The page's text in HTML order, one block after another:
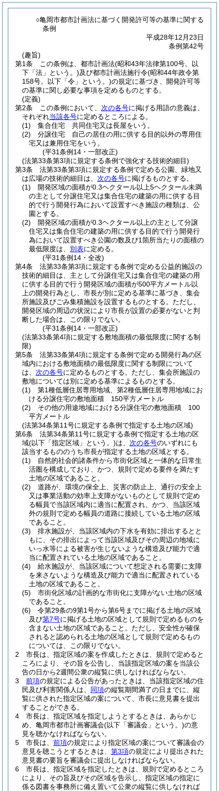
○亀岡市都市計画法に基づく開発許可等の基準に関する
条例
平成28年12月23日
条例第42号
(趣旨)
第1条
この条例は、都市計画法(昭和43年法律第100号。以
下「法」という。)及び都市計画法施行令(昭和44年政令第
158号。以下「令」という。)の規定に基づき、開発許可等
の基準に関し必要な事項を定めるものとする。
(定義)
第2条
この条例において、 次の各号に掲げる用語の意義は、
それぞれ当該各号に定めるところによる。
(1)
集合住宅 共同住宅又は長屋をいう。
(2)
分譲住宅 自己の居住の用に供する目的以外の専用住
宅又は兼用住宅をいう。
(平31条例14・一部改正)
(法第33条第3項に規定する条例で強化する技術的細目)
第3条
法第33条第3項に規定する条例で定める公園、緑地又
は広場の技術的細目は、 次の各号に掲げるものとする。
(1)
開発区域の面積が0.3ヘクタール以上5ヘクタール未満
の主として分譲住宅又は集合住宅の建築の用に供する目
的で行う開発行為において設置すべき施設の種類は、公
園とする。
(2)
開発区域の面積が0.3ヘクタール以上の主として分譲
住宅又は集合住宅の建築の用に供する目的で行う開発行
為において設置すべき公園の数及び1箇所当たりの面積の
最低限度は、 別表に定める。
(平31条例14・全改)
第4条
法第33条第3項に規定する条例で定める公益的施設の
技術的細目は、主として分譲住宅又は集合住宅の建築の用
に供する目的で行う開発区域の面積が500平方メートル以
上の開発行為とし、市長が別に定める基準に基づき、集会
所施設及びごみ集積施設を設置するものとする。 ただし、
開発区域の周辺の状況により市長が設置の必要がないと判
断した場合は、この限りでない。
(平31条例14・一部改正)
(法第33条第4項に規定する敷地面積の最低限度に関する制
限)
第5条
法第33条第4項に規定する条例で定める開発行為の区
域内における敷地面積の最低限度に関する制限について
は、 次の各号に定めるものとする。 ただし、集会所施設の
敷地については別に定める基準によるものとする。
(1)
第1種低層住居専用地域、第2種低層住居専用地域にお
ける分譲住宅の敷地面積 150平方メートル
(2)
その他の用途地域における分譲住宅の敷地面積 100
平方メートル
(法第34条第11号に規定する条例で指定する土地の区域)
第6条
法第34条第11号に規定する条例で指定する土地の区
域(以下「指定区域」という。)は、 次の各号のいずれにも
該当するもののうち市長が指定する土地の区域とする。
(1)
自然的社会的諸条件から市街化区域と一体的な日常生
活圏を構成しており、かつ、規則で定める要件を満たす
土地の区域であること。
(2)
道路が、環境の保全上、災害の防止上、通行の安全上
又は事業活動の効率上支障がないものとして規則で定め
る幅員で当該区域内に適当に配置され、かつ、当該区域
外の規則で定める幅員の道路に接続している土地の区域
であること。
(3)
排水施設が、当該区域内の下水を有効に排出するとと
もに、その排出によって当該区域及びその周辺の地域に
いっ水等による被害が生じないような構造及び能力で適
当に配置されている土地の区域であること。
(4)
給水施設が、当該区域について想定される需要に支障
を来さないような構造及び能力で適当に配置されている
土地の区域であること。
(5)
市街化区域の計画的な市街化に支障がない土地の区域
であること。
(6)
令第29条の9第1号から第6号までに掲げる土地の区域
及び第7号に掲げる土地の区域として規則で定めるものを
含まない土地の区域であること。 ただし、安全性が確保
されると認められる土地の区域として規則で定めるもの
については、この限りでない。
2
市長は、指定区域の案を作成したときは、規則で定めると
ころにより、その旨を公告し、当該指定区域の案を当該公
告の日から2週間公衆の縦覧に供しなければならない。
3
前項の規定による公告があったときは、当該指定区域の住
民及び利害関係人は、 同項の縦覧期間満了の日までに、縦
覧に供された指定区域の案について、市長に意見書を提出
することができる。
4
市長は、指定区域を指定しようとするときは、あらかじ
め、亀岡市都市計画審議会(以下「審議会」という。)の意
見を聴かなければならない。
5
市長は、 前項の規定により指定区域の案について審議会の
意見を聴こうとするときは、 第3項の規定により提出された
意見書の要旨を審議会に提出しなければならない。
6
市長は、指定区域を指定したときは、規則で定めるところ
により、その旨及びその区域を告示し、指定区域の指定に
係る図書を事務所に備え置いて公衆の縦覧に供しなければ